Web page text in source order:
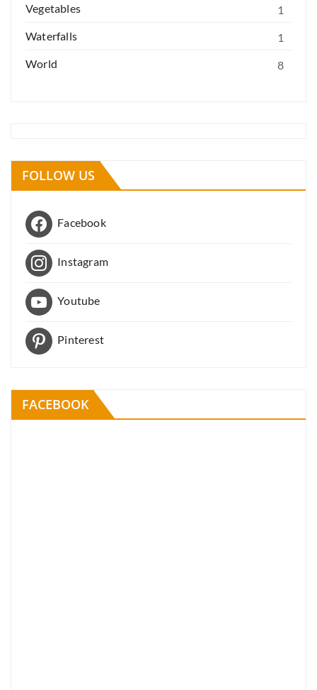
Vegetables
1
Waterfalls
1
World
8
FOLLOW US
Facebook
Instagram
Youtube
Pinterest
FACEBOOK